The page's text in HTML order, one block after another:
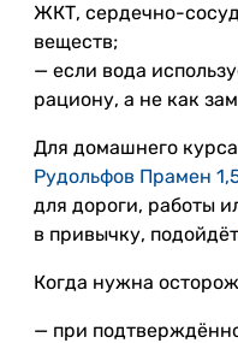
ЖКТ, сердечно-
веществ;
— если вода
рациону, а не как
Для домашнего
Рудольфов Прамен
для дороги, работы
в привычку, подойдёт
Когда нужна
— при